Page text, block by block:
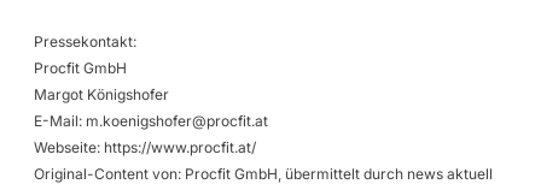
Pressekontakt:
Procfit GmbH
Margot Königshofer
E-Mail: m.koenigshofer@procfit.at
Webseite: https://www.procfit.at/
Original-Content von: Procfit GmbH, übermittelt durch news aktuell